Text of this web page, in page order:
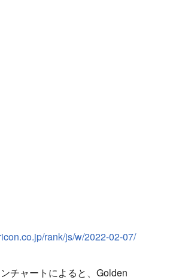
rank/js/w/2022-02-07/
チャートによると、Golden